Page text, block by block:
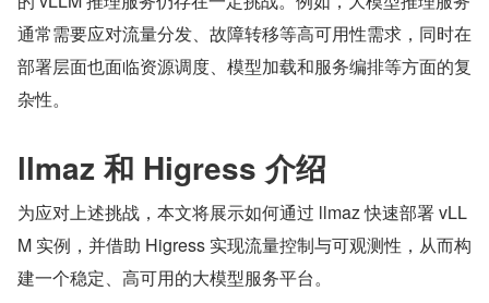
通常需要应对流量分发、故障转移等高可用性需求，同时在
部署层面也面临资源调度、模型加载和服务编排等方面的复
杂性。
llmaz 和 Higress 介绍
为应对上述挑战，本文将展示如何通过 llmaz 快速部署 vLL
M 实例，并借助 Higress 实现流量控制与可观测性，从而构
建一个稳定、高可用的大模型服务平台。